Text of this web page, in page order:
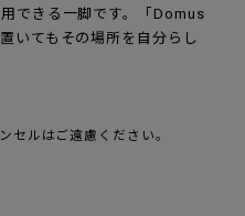
できる一脚です。「Domus
いてもその場所を自分らし
セルはご遠慮ください。